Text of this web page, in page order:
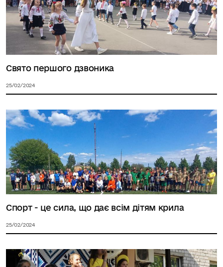
Свято першого дзвоника
25/02/2024
Спорт - це сила, що дає всім дітям крила
25/02/2024